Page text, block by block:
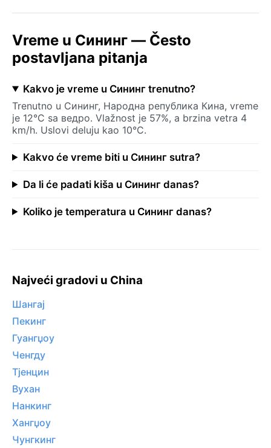
Vreme u Сининг — Često
postavljana pitanja
Kakvo je vreme u Сининг trenutno?
Trenutno u Сининг, Народна република Кина, vreme
je 12°C sa ведро. Vlažnost je 57%, a brzina vetra 4
km/h. Uslovi deluju kao 10°C.
Kakvo će vreme biti u Сининг sutra?
Da li će padati kiša u Сининг danas?
Koliko je temperatura u Сининг danas?
Najveći gradovi u China
Шангај
Пекинг
Гуангџоу
Ченгду
Тјенцин
Вухан
Нанкинг
Хангџоу
Чунгкинг